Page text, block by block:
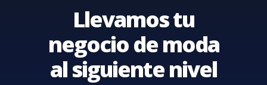
Llevamos tu
negocio de moda
al siguiente nivel